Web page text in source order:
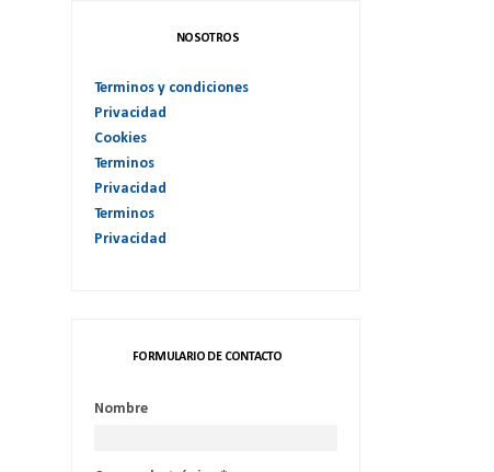
NOSOTROS
Terminos y condiciones
Privacidad
Cookies
Terminos
Privacidad
Terminos
Privacidad
FORMULARIO DE CONTACTO
Nombre